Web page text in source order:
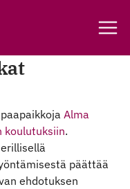
Alma
koulutuksiin.
päättää
ehdotuksen